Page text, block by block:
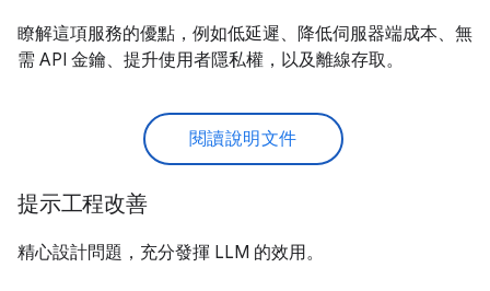
瞭解這項服務的優點，例如低延遲、降低伺服器端成本、無
需 API 金鑰、提升使用者隱私權，以及離線存取。
閱讀說明文件
提示工程改善
精心設計問題，充分發揮 LLM 的效用。